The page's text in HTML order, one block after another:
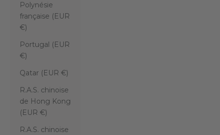
Polynésie
française (EUR
€)
Portugal (EUR
€)
Qatar (EUR €)
R.A.S. chinoise
de Hong Kong
(EUR €)
R.A.S. chinoise